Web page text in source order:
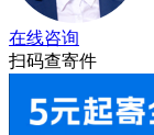
在线咨询
扫码查寄件